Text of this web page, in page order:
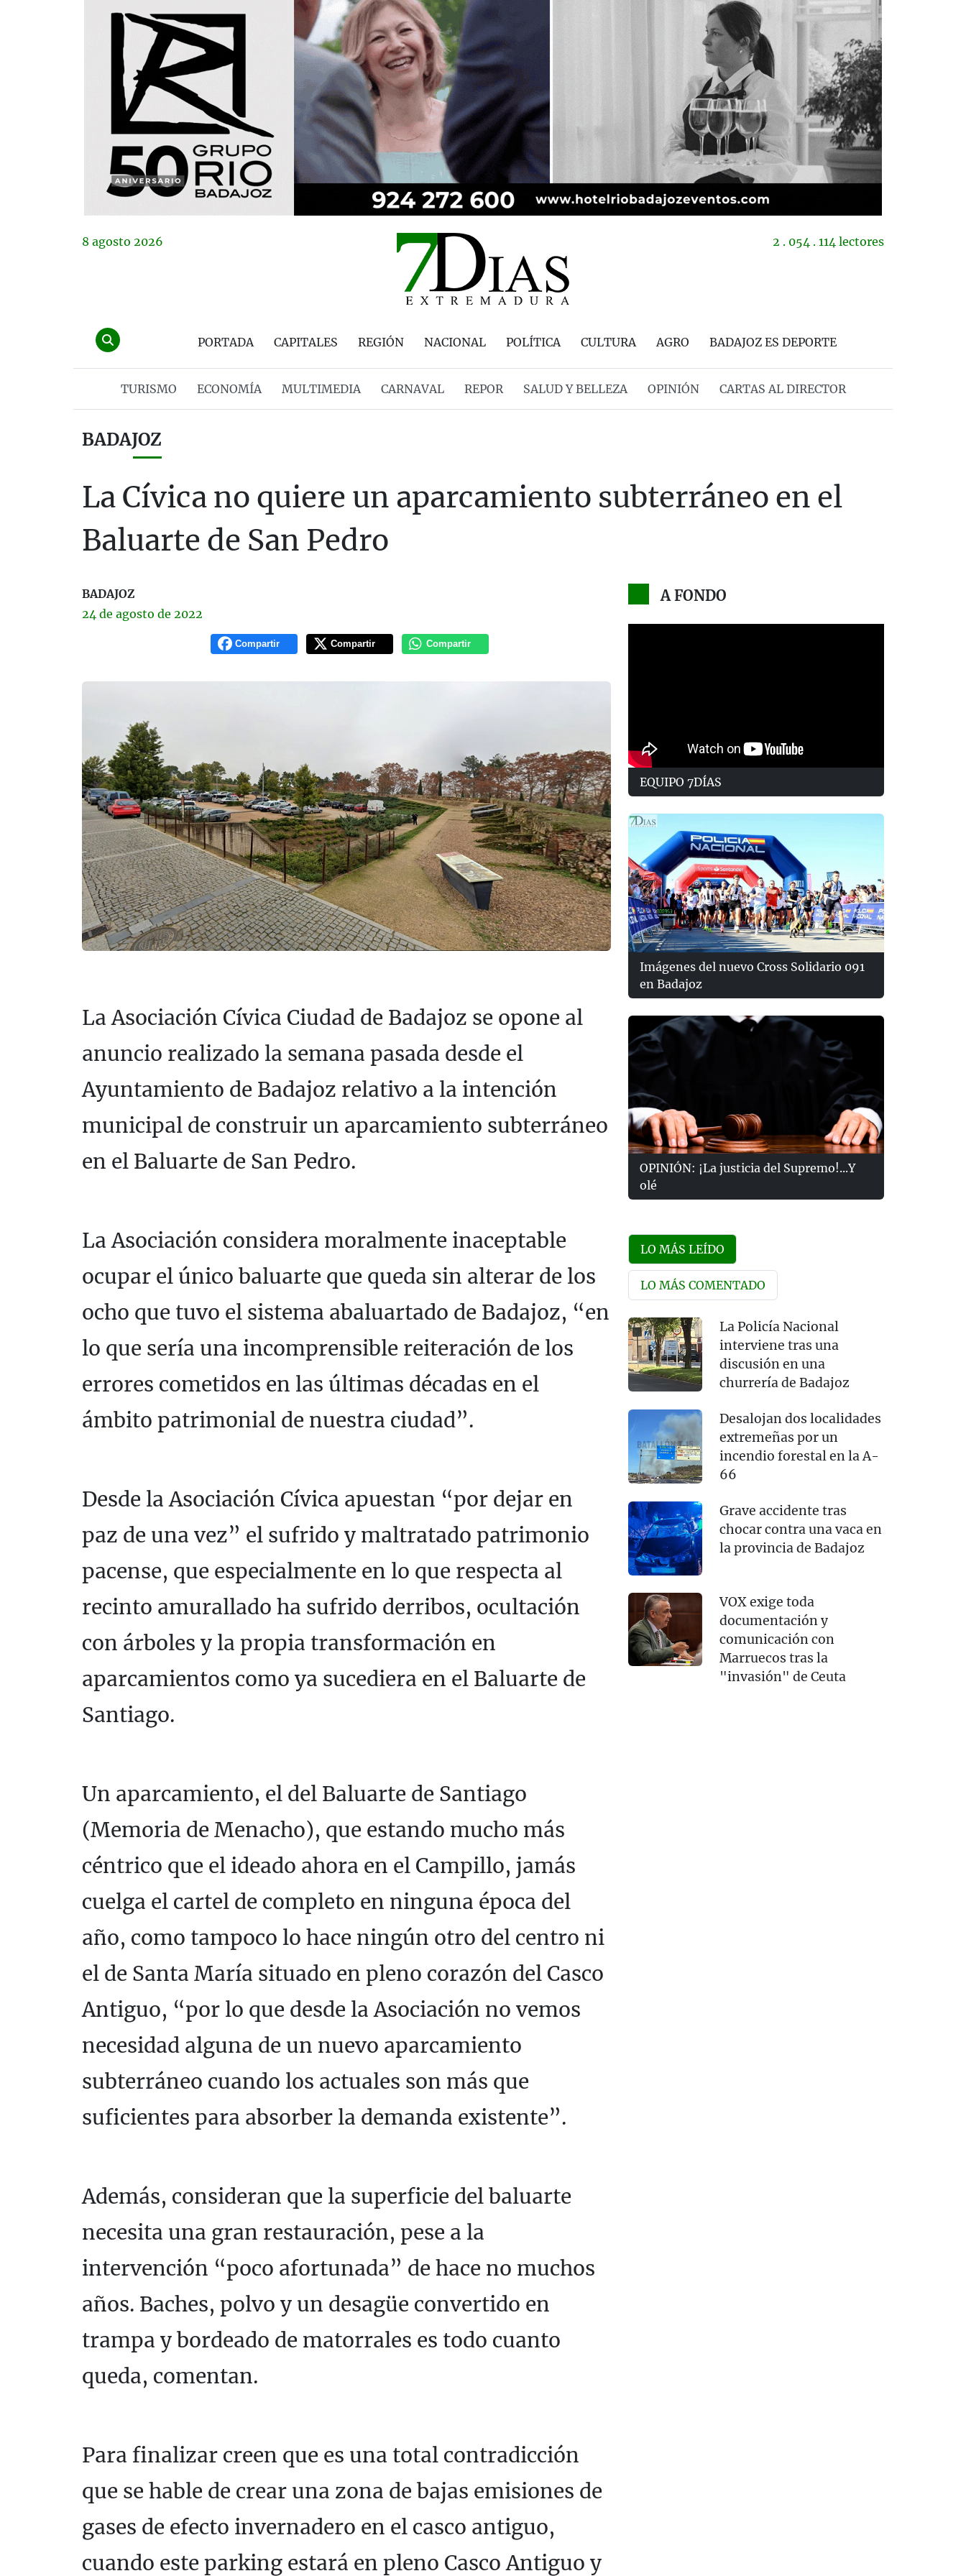
8 agosto 2026 2 . 054 . 114 lectores
PORTADA CAPITALES REGIÓN NACIONAL POLÍTICA CULTURA AGRO BADAJOZ ES DEPORTE
TURISMO ECONOMÍA MULTIMEDIA CARNAVAL REPOR SALUD Y BELLEZA OPINIÓN CARTAS AL DIRECTOR
BADAJOZ
La Cívica no quiere un aparcamiento subterráneo en el
Baluarte de San Pedro
BADAJOZ
24 de agosto de 2022
Compartir Compartir Compartir
La Asociación Cívica Ciudad de Badajoz se opone al
anuncio realizado la semana pasada desde el
Ayuntamiento de Badajoz relativo a la intención
municipal de construir un aparcamiento subterráneo
en el Baluarte de San Pedro.
La Asociación considera moralmente inaceptable
ocupar el único baluarte que queda sin alterar de los
ocho que tuvo el sistema abaluartado de Badajoz, “en
lo que sería una incomprensible reiteración de los
errores cometidos en las últimas décadas en el
ámbito patrimonial de nuestra ciudad”.
Desde la Asociación Cívica apuestan “por dejar en
paz de una vez” el sufrido y maltratado patrimonio
pacense, que especialmente en lo que respecta al
recinto amurallado ha sufrido derribos, ocultación
con árboles y la propia transformación en
aparcamientos como ya sucediera en el Baluarte de
Santiago.
Un aparcamiento, el del Baluarte de Santiago
(Memoria de Menacho), que estando mucho más
céntrico que el ideado ahora en el Campillo, jamás
cuelga el cartel de completo en ninguna época del
año, como tampoco lo hace ningún otro del centro ni
el de Santa María situado en pleno corazón del Casco
Antiguo, “por lo que desde la Asociación no vemos
necesidad alguna de un nuevo aparcamiento
subterráneo cuando los actuales son más que
suficientes para absorber la demanda existente”.
Además, consideran que la superficie del baluarte
necesita una gran restauración, pese a la
intervención “poco afortunada” de hace no muchos
años. Baches, polvo y un desagüe convertido en
trampa y bordeado de matorrales es todo cuanto
queda, comentan.
Para finalizar creen que es una total contradicción
que se hable de crear una zona de bajas emisiones de
gases de efecto invernadero en el casco antiguo,
cuando este parking estará en pleno Casco Antiguo y
A FONDO
EQUIPO 7DÍAS
Imágenes del nuevo Cross Solidario 091
en Badajoz
OPINIÓN: ¡La justicia del Supremo!...Y
olé
LO MÁS LEÍDO
LO MÁS COMENTADO
La Policía Nacional
interviene tras una
discusión en una
churrería de Badajoz
Desalojan dos localidades
extremeñas por un
incendio forestal en la A-
66
Grave accidente tras
chocar contra una vaca en
la provincia de Badajoz
VOX exige toda
documentación y
comunicación con
Marruecos tras la
"invasión" de Ceuta